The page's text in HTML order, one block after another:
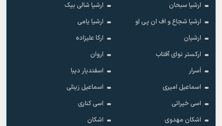
ارشیا سبحان
ارشیا شالی بیک
ارشیا شجاع و اف ان پی او
ارشیا یامی
ارشیان
ارکا علیزاده
ارکستر نوای آفتاب
اروان
اَسرار
اسفندیار دیبا
اسماعیل امیری
اسماعیل زینلی
اسی خیراتی
اسی کناری
اشکان مهدوى
اشکان